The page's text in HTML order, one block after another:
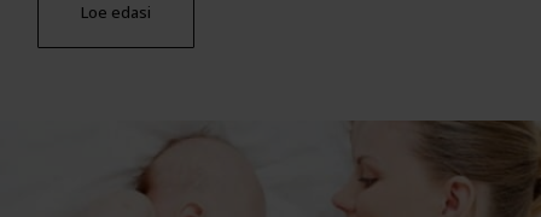
Loe edasi